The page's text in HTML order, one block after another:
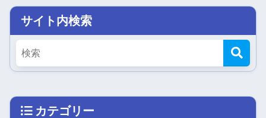
サイト内検索
カテゴリー